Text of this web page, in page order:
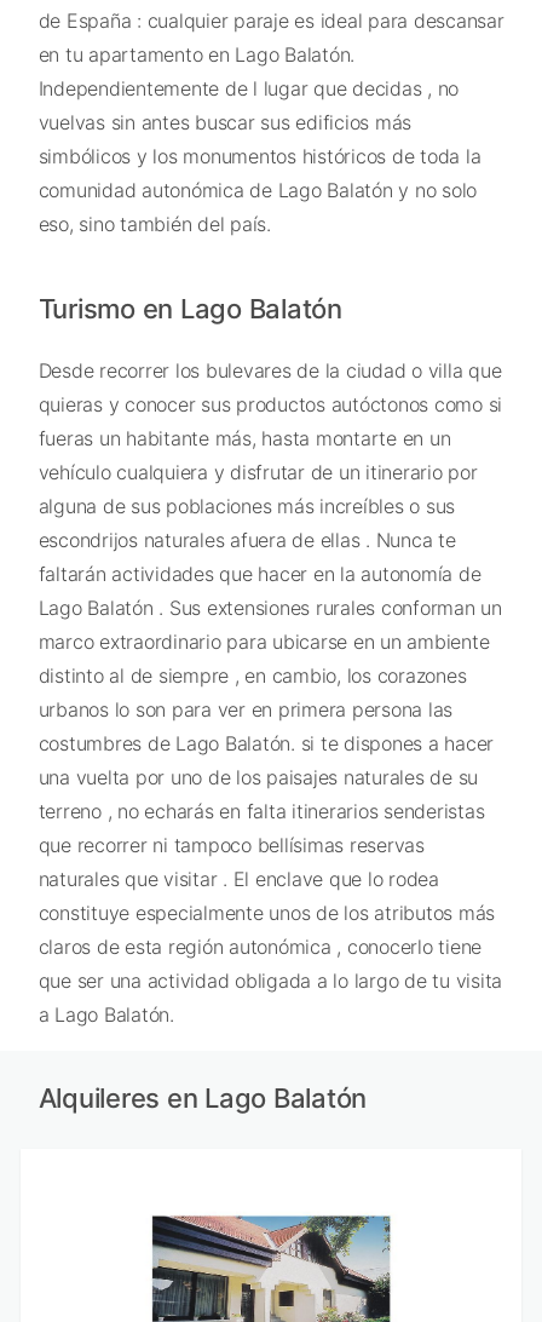
de España : cualquier paraje es ideal para descansar
en tu apartamento en Lago Balatón.
Independientemente de l lugar que decidas , no
vuelvas sin antes buscar sus edificios más
simbólicos y los monumentos históricos de toda la
comunidad autonómica de Lago Balatón y no solo
eso, sino también del país.
Turismo en Lago Balatón
Desde recorrer los bulevares de la ciudad o villa que
quieras y conocer sus productos autóctonos como si
fueras un habitante más, hasta montarte en un
vehículo cualquiera y disfrutar de un itinerario por
alguna de sus poblaciones más increíbles o sus
escondrijos naturales afuera de ellas . Nunca te
faltarán actividades que hacer en la autonomía de
Lago Balatón . Sus extensiones rurales conforman un
marco extraordinario para ubicarse en un ambiente
distinto al de siempre , en cambio, los corazones
urbanos lo son para ver en primera persona las
costumbres de Lago Balatón. si te dispones a hacer
una vuelta por uno de los paisajes naturales de su
terreno , no echarás en falta itinerarios senderistas
que recorrer ni tampoco bellísimas reservas
naturales que visitar . El enclave que lo rodea
constituye especialmente unos de los atributos más
claros de esta región autonómica , conocerlo tiene
que ser una actividad obligada a lo largo de tu visita
a Lago Balatón.
Alquileres en Lago Balatón